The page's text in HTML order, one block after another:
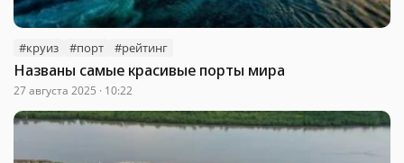
#круиз #порт #рейтинг
Названы самые красивые порты мира
27 августа 2025 · 10:22